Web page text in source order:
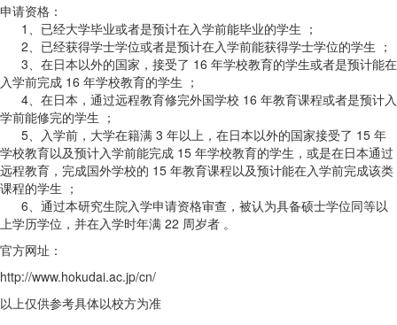
申请资格：
1、已经大学毕业或者是预计在入学前能毕业的学生 ；
2、已经获得学士学位或者是预计在入学前能获得学士学位的学生 ；
3、在日本以外的国家，接受了 16 年学校教育的学生或者是预计能在
入学前完成 16 年学校教育的学生 ；
4、在日本，通过远程教育修完外国学校 16 年教育课程或者是预计入
学前能修完的学生 ；
5、入学前，大学在籍满 3 年以上，在日本以外的国家接受了 15 年
学校教育以及预计入学前能完成 15 年学校教育的学生，或是在日本通过
远程教育，完成国外学校的 15 年教育课程以及预计能在入学前完成该类
课程的学生 ；
6、通过本研究生院入学申请资格审查，被认为具备硕士学位同等以
上学历学位，并在入学时年满 22 周岁者 。
官方网址：
http://www.hokudai.ac.jp/cn/
以上仅供参考具体以校方为准